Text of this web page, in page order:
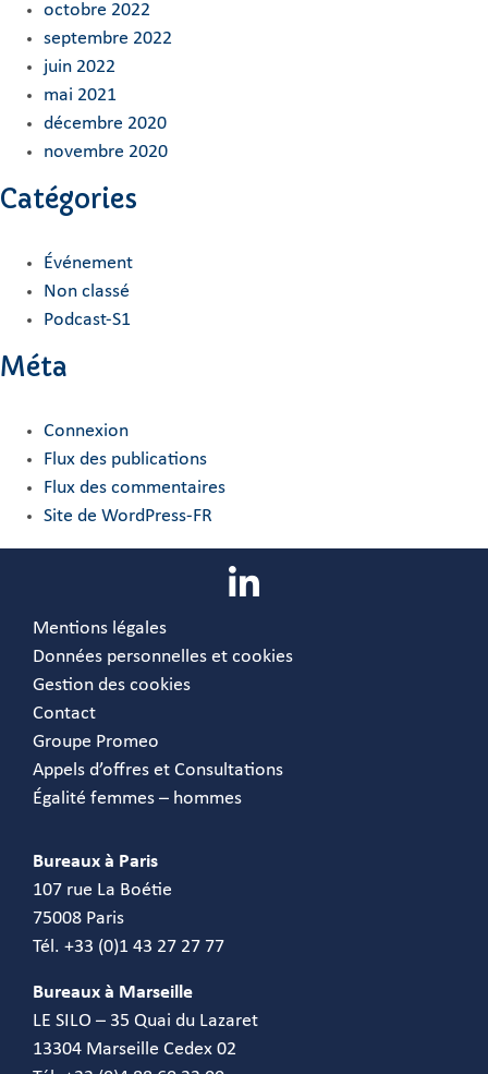
octobre 2022
septembre 2022
juin 2022
mai 2021
décembre 2020
novembre 2020
Catégories
Événement
Non classé
Podcast-S1
Méta
Connexion
Flux des publications
Flux des commentaires
Site de WordPress-FR
Mentions légales
Données personnelles et cookies
Gestion des cookies
Contact
Groupe Promeo
Appels d’offres et Consultations
Égalité femmes – hommes
Bureaux à Paris
107 rue La Boétie
75008 Paris
Tél. +33 (0)1 43 27 27 77
Bureaux à Marseille
LE SILO – 35 Quai du Lazaret
13304 Marseille Cedex 02